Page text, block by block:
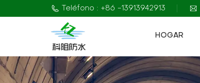
Teléfono : +86 -13913942913
HOGAR